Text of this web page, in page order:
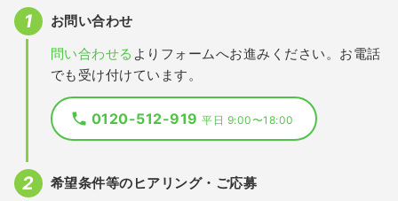
お問い合わせ
問い合わせる よりフォームへお進みください。お電話
でも受け付けています。
0120-512-919平日 9:00〜18:00
希望条件等のヒアリング・ご応募